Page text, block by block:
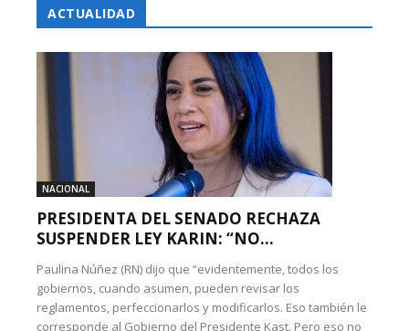
ACTUALIDAD
NACIONAL
PRESIDENTA DEL SENADO RECHAZA
SUSPENDER LEY KARIN: “NO...
Paulina Núñez (RN) dijo que “evidentemente, todos los
gobiernos, cuando asumen, pueden revisar los
reglamentos, perfeccionarlos y modificarlos. Eso también le
corresponde al Gobierno del Presidente Kast. Pero eso no